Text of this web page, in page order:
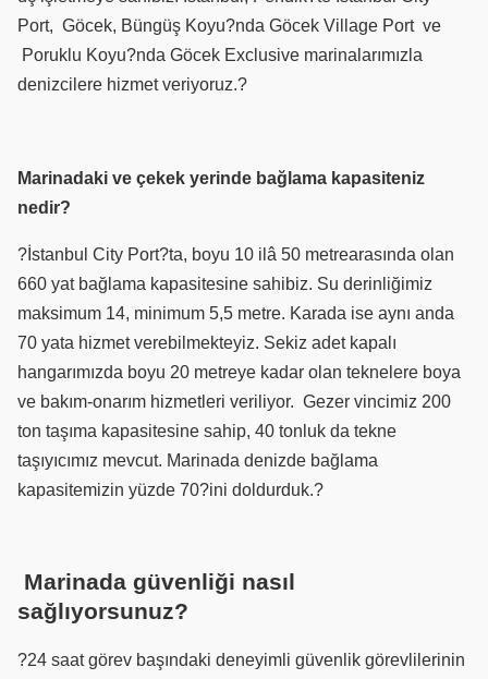
Port, Göcek, Büngüş Koyu?nda Göcek Village Port ve
Poruklu Koyu?nda Göcek Exclusive marinalarımızla
denizcilere hizmet veriyoruz.?
Marinadaki ve çekek yerinde bağlama kapasiteniz
nedir?
?İstanbul City Port?ta, boyu 10 ilâ 50 metrearasında olan
660 yat bağlama kapasitesine sahibiz. Su derinliğimiz
maksimum 14, minimum 5,5 metre. Karada ise aynı anda
70 yata hizmet verebilmekteyiz. Sekiz adet kapalı
hangarımızda boyu 20 metreye kadar olan teknelere boya
ve bakım-onarım hizmetleri veriliyor. Gezer vincimiz 200
ton taşıma kapasitesine sahip, 40 tonluk da tekne
taşıyıcımız mevcut. Marinada denizde bağlama
kapasitemizin yüzde 70?ini doldurduk.?
Marinada güvenliği nasıl
sağlıyorsunuz?
?24 saat görev başındaki deneyimli güvenlik görevlilerinin